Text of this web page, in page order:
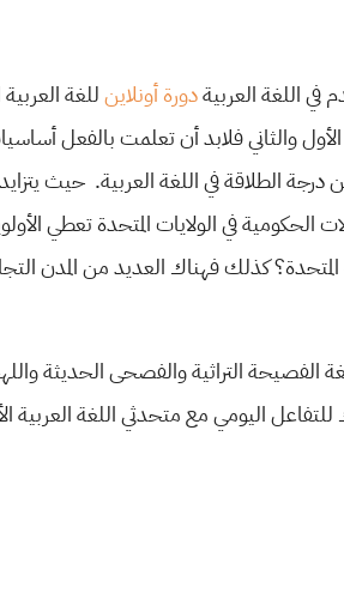
دورة أونلاينللغة
والثاني فلابد أن تعلمت بالفعل
الطلاقة في اللغة العربية. حيث
الحكومية في الولايات المتحدة تعطي
كذلك فهناك العديد من المدن
الفصيحة التراثية والفصحى الحديثة
اليومي مع متحدثي اللغة العربية